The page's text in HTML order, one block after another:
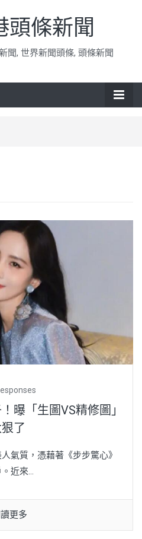
頭條新聞
聞, 世界新聞頭條, 頭條新聞
曝「生圖VS精修圖」
了
氣質，憑藉著《步步驚心》
近來...
更多